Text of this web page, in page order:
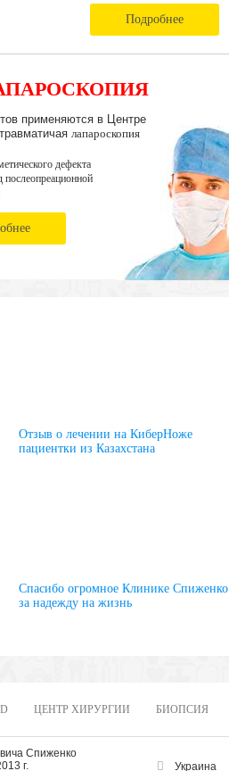
Подробнее
применяются в Центре
лапароскопия
дефекта
Отзыв о лечении на КиберНоже
пациентки из Казахстана
Спасибо огромное Клинике Спиженко
за надежду на жизнь
ЦЕНТР ХИРУРГИИ БИОПСИЯ
Спиженко
г.
Украина